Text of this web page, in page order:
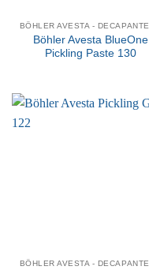
Böhler Avesta BlueOne
Pickling Paste 130